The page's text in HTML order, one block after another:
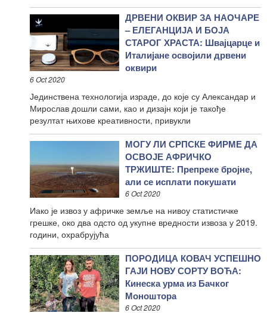
ДРВЕНИ ОКВИР ЗА НАОЧАРЕ
– ЕЛЕГАНЦИЈА И БОЈА
СТАРОГ ХРАСТА: Швајцарце и
Италијане освојили дрвени
оквири
6 Oct 2020
Јединствена технологија израде, до које су Александар и
Мирослав дошли сами, као и дизајн који је такође
резултат њихове креативности, привукли
МОГУ ЛИ СРПСКЕ ФИРМЕ ДА
ОСВОЈЕ АФРИЧКО
ТРЖИШТЕ: Препреке бројне,
али се исплати покушати
6 Oct 2020
Иако је извоз у афричке земље на нивоу статистичке
грешке, око два одсто од укупне вредности извоза у 2019.
години, охрабрујућа
ПОРОДИЦА КОВАЧ УСПЕШНО
ГАЈИ НОВУ СОРТУ ВОЋА:
Кинеска урма из Бачког
Моноштора
6 Oct 2020